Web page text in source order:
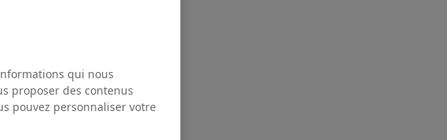
qui nous
proposer des contenus
pouvez personnaliser votre